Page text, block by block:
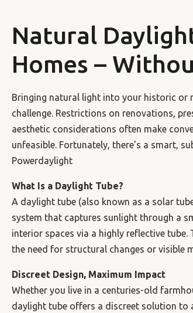
Natural
Homes –
Bringing natural light into your historic or
challenge. Restrictions on renovations,
aesthetic considerations often make
unfeasible. Fortunately, there's a smart,
Powerdaylight
What Is a Daylight Tube?
A daylight tube (also known as a solar
system that captures sunlight through a
interior spaces via a highly reflective
the need for structural changes or visible
Discreet Design, Maximum Impact
Whether you live in a centuries-old
daylight tube offers a discreet solution to